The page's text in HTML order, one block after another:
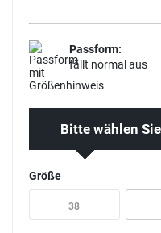
Passform:
fällt normal aus
Bitte wählen
Größe
38